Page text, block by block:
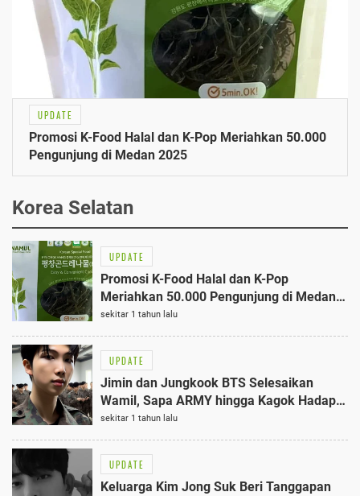
UPDATE
Promosi K-Food Halal dan K-Pop Meriahkan 50.000
Pengunjung di Medan 2025
Korea Selatan
UPDATE
Promosi K-Food Halal dan K-Pop
Meriahkan 50.000 Pengunjung di Medan
2025
sekitar 1 tahun lalu
UPDATE
Jimin dan Jungkook BTS Selesaikan
Wamil, Sapa ARMY hingga Kagok Hadapi
Kamera di 2025
sekitar 1 tahun lalu
UPDATE
Keluarga Kim Jong Suk Beri Tanggapan